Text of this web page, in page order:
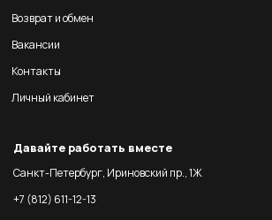
Возврат и обмен
Вакансии
Контакты
Личный кабинет
Давайте работать вместе
Санкт-Петербург, Ириновский пр., 1Ж
+7 (812) 611-12-13